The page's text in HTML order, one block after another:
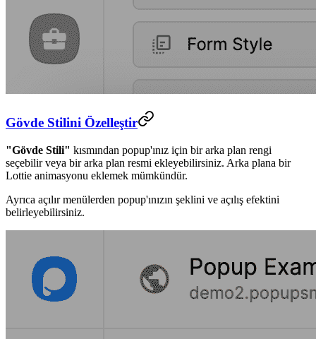
Gövde Stilini Özelleştir
"Gövde Stili" kısmından popup'ınız için bir arka plan rengi
seçebilir veya bir arka plan resmi ekleyebilirsiniz. Arka plana bir
Lottie animasyonu eklemek mümkündür.
Ayrıca açılır menülerden popup'ınızın şeklini ve açılış efektini
belirleyebilirsiniz.